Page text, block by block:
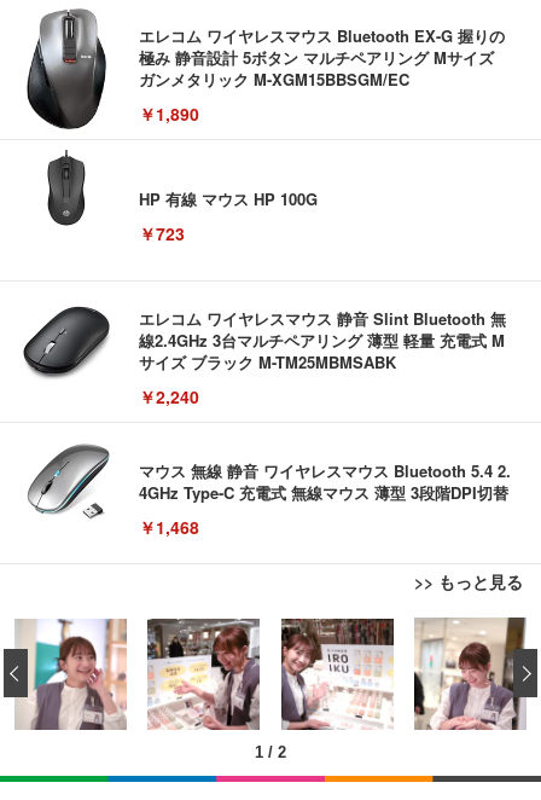
エレコム ワイヤレスマウス Bluetooth EX-G 握りの
極み 静音設計 5ボタン マルチペアリング Mサイズ
ガンメタリック M-XGM15BBSGM/EC
￥1,890
HP 有線 マウス HP 100G
￥723
エレコム ワイヤレスマウス 静音 Slint Bluetooth 無
線2.4GHz 3台マルチペアリング 薄型 軽量 充電式 M
サイズ ブラック M-TM25MBMSABK
￥2,240
マウス 無線 静音 ワイヤレスマウス Bluetooth 5.4 2.
4GHz Type-C 充電式 無線マウス 薄型 3段階DPI切替
￥1,468
>> もっと見る
USB から RJ45 延長ケーブルイーサネットエクステ
ンダー USB 延長 50 メートル距離 RJ45 Cat5e / 6 ケ
ーブル LAN アダプタオーバーリピータイーサネット
￥847
RJ45 ケーブル コネクタ Cat6A Cat6 Cat5e RJ45 イ
TITAN GAMING 【メーカー保証1年】【850W GOL
D電源搭載】 ゲーミングPC デスクトップパソコン
GeForce RTX 5060 Ryzen 7 5700X メモリ32GB NV
Me SSD 2TB Windows 11 Home CX200M ブラック
￥222,000
TITAN GAMING 【メーカー保証1年】【850W GOL
1 / 2
‹